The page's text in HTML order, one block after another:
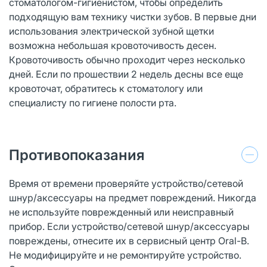
подходящую вам технику чистки зубов. В первые дни
использования электрической зубной щетки
возможна небольшая кровоточивость десен.
Кровоточивость обычно проходит через несколько
дней. Если по прошествии 2 недель десны все еще
кровоточат, обратитесь к стоматологу или
специалисту по гигиене полости рта.
Противопоказания
Время от времени проверяйте устройство/сетевой
шнур/аксессуары на предмет повреждений. Никогда
не используйте поврежденный или неисправный
прибор. Если устройство/сетевой шнур/аксессуары
повреждены, отнесите их в сервисный центр Oral-B.
Не модифицируйте и не ремонтируйте устройство.